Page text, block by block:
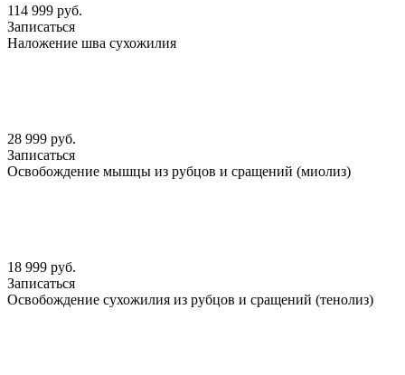
114 999 руб.
Записаться
Наложение шва сухожилия
28 999 руб.
Записаться
Освобождение мышцы из рубцов и сращений (миолиз)
18 999 руб.
Записаться
Освобождение сухожилия из рубцов и сращений (тенолиз)